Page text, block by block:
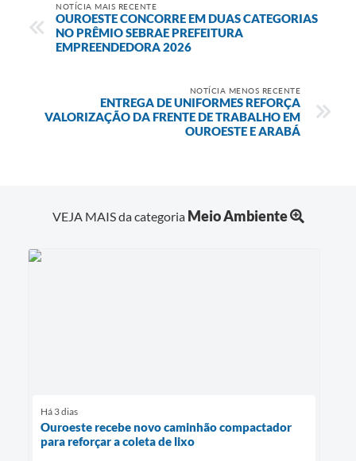
NOTÍCIA MAIS RECENTE
OUROESTE CONCORRE EM DUAS CATEGORIAS
NO PRÊMIO SEBRAE PREFEITURA
EMPREENDEDORA 2026
NOTÍCIA MENOS RECENTE
ENTREGA DE UNIFORMES REFORÇA
VALORIZAÇÃO DA FRENTE DE TRABALHO EM
OUROESTE E ARABÁ
VEJA MAIS da categoria Meio Ambiente
Há 3 dias
Ouroeste recebe novo caminhão compactador
para reforçar a coleta de lixo